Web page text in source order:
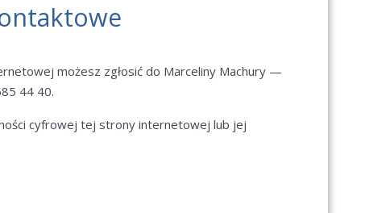
możesz zgłosić do Marceliny Machury —
44 40.
cyfrowej tej strony internetowej lub jej